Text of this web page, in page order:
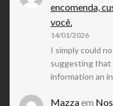
encomenda,
você.
14/01/2026
I simply could
suggesting that
information an
Mazzaem